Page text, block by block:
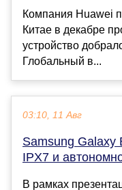
Компания Huawei
Китае в декабре
устройство
Глобальный в...
03:10, 11 Авг
Samsung Galaxy
IPX7 и
В рамках